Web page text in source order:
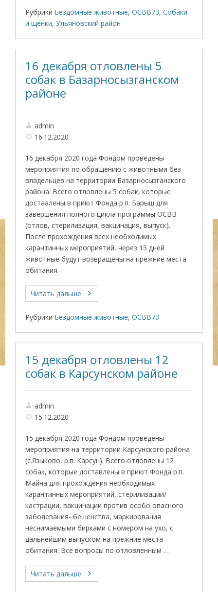
Рубрики Бездомные животные,ОСВВ73,Собаки
и щенки,Ульяновский район
16 декабря отловлены 5
собак в Базарносызганском
районе
admin
16.12.2020
16 декабря 2020 года Фондом проведены
мероприятия по обращению с животными без
владельцев на территории Базарносызганского
района. Всего отловлены 5 собак, которые
достаалены в приют Фонда р.п. Барыш для
завершения полного цикла программы ОСВВ
(отлов, стерилизация, вакцинация, выпуск).
После прохождения всех необходимых
карантинных мероприятий, через 15 дней
животные будут возвращены на прежние места
обитания.
Читать дальше
Рубрики Бездомные животные,ОСВВ73
15 декабря отловлены 12
собак в Карсунском районе
admin
15.12.2020
15 декабря 2020 года Фондом проведены
мероприятия на территории Карсунского района
(с.Языково, р.п. Карсун). Всего отловлены 12
собак, которые доставлены в приют Фонда р.п.
Майна для прохождения необходимых
карантинных мероприятий, стерилизации/
кастрации, вакцинации против особо опасного
заболевания- бешенства, маркирования
неснимаемыми бирками с номером на ухо, с
дальнейшим выпуском на прежние места
обитания. Все вопросы по отловленным …
Читать дальше